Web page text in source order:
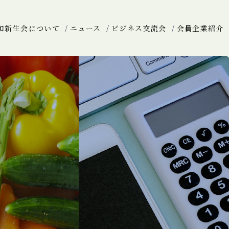
新生会について ニュース ビジネス交流会 会員企業紹介